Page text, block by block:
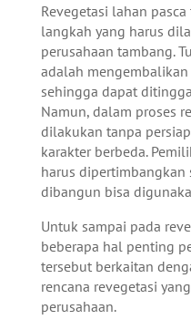
Revegetasi lahan
langkah yang harus
perusahaan tambang.
adalah
sehingga dapat
Namun, dalam proses
dilakukan tanpa
karakter berbeda.
harus dipertimbangkan
dibangun bisa
Untuk sampai pada
beberapa hal penting
tersebut berkaitan
rencana revegetasi
perusahaan.